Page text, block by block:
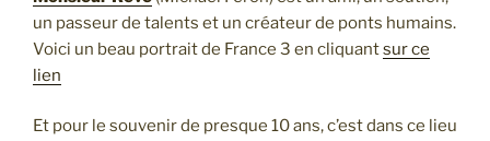
un passeur de talents et un créateur de ponts humains.
Voici un beau portrait de France 3 en cliquantsur ce
lien
Et pour le souvenir de presque 10 ans, c’est dans ce lieu